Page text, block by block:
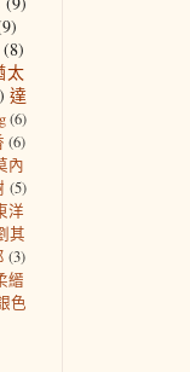
(8)
太
達
(6)
(6)
內
(5)
洋
其
(3)
縉
色